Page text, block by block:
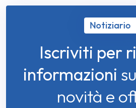
Notiziario
Iscriviti per
informazioni
novità e